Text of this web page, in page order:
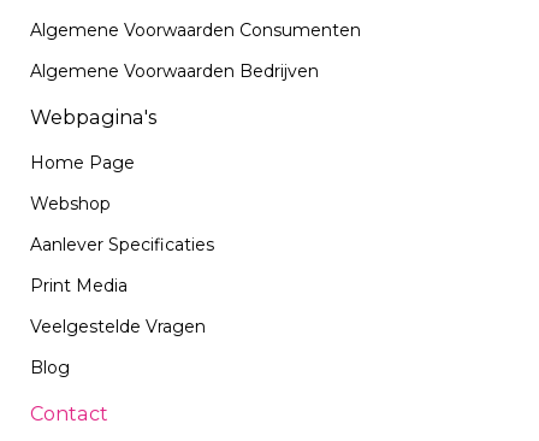
Algemene Voorwaarden Consumenten
Algemene Voorwaarden Bedrijven
Webpagina's
Home Page
Webshop
Aanlever Specificaties
Print Media
Veelgestelde Vragen
Blog
Contact